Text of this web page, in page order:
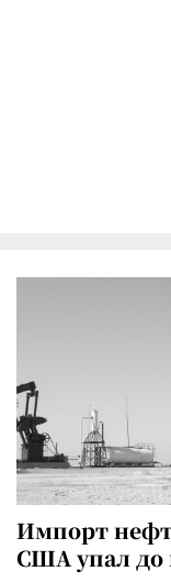
Импорт
США упал до